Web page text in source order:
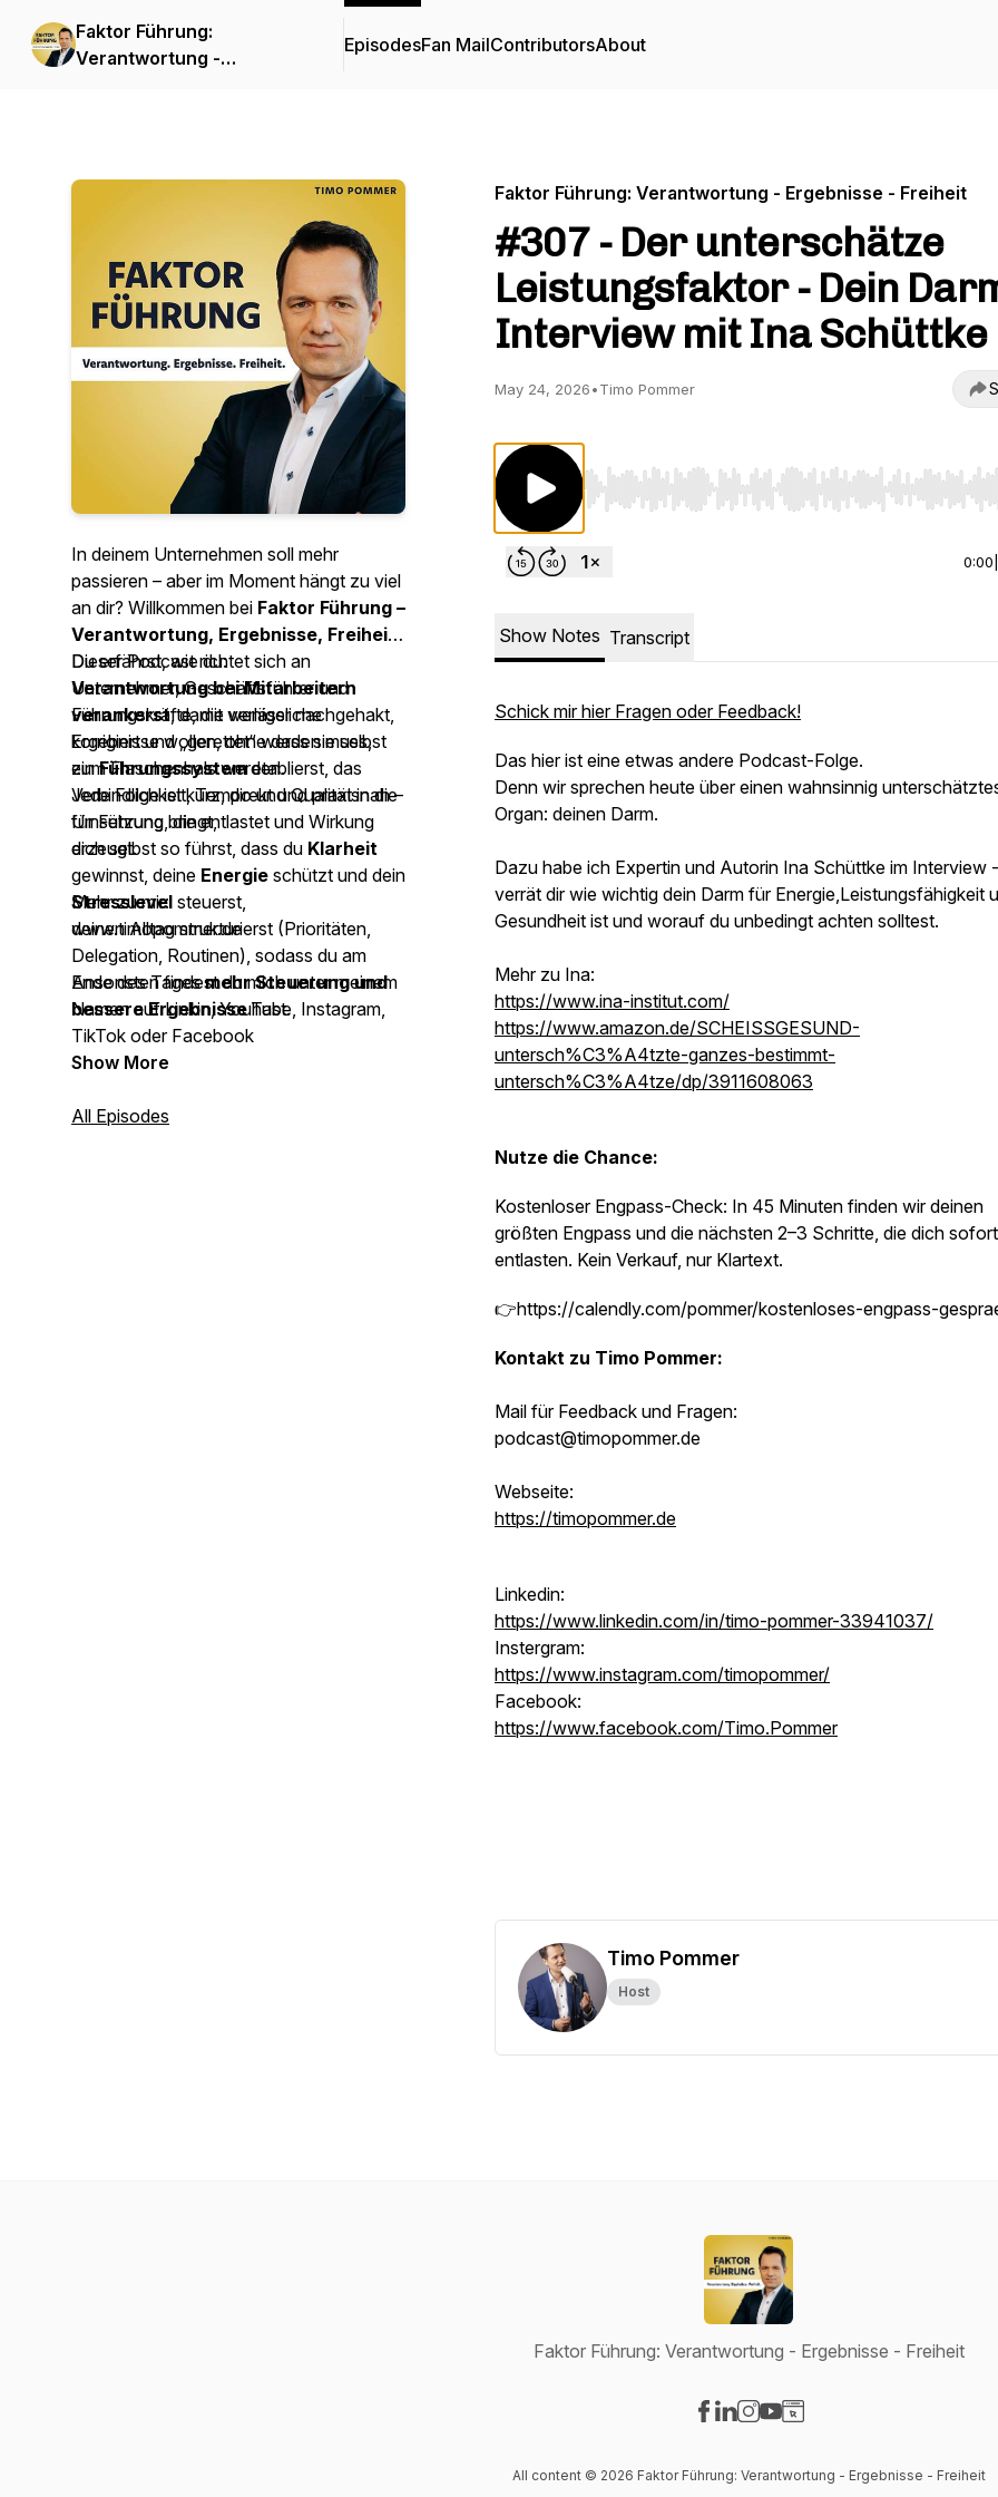
Faktor Führung:
Verantwortung -
EpisodesFan MailContributorsAbout
In deinem Unternehmen soll mehr
passieren – aber im Moment hängt zu viel
an dir? Willkommen bei Faktor Führung –
Verantwortung, Ergebnisse, Freiheit.
Dieser Podcast richtet sich an
Unternehmer, Geschäftsführer und
Führungskräfte, die verlässliche
Ergebnisse wollen, ohne dass sie selbst
zum Flaschenhals werden.
Du erfährst, wie du:
Verantwortung bei Mitarbeitern
verankerst, damit weniger nachgehakt,
korrigiert und „gerettet“ werden muss,
einFührungssystemetablierst, das
Verbindlichkeit, Tempo und Qualität in die
Umsetzung bringt,
dich selbst so führst, dass du Klarheit
gewinnst, deine Energie schützt und dein
Stresslevel steuerst,
deinen Alltag strukturierst (Prioritäten,
Delegation, Routinen), sodass du am
Ende des Tagesmehr Steuerung und
bessere Ergebnissehast.
Jede Folge ist kurz, direkt und praxisnah –
für Führung, die entlastet und Wirkung
erzeugt.
Mehr zu mir:
www.timopommer.de
Ansonsten findest du mich unter meinem
Namen auf Linkin, YouTube, Instagram,
TikTok oder Facebook
Show More
All Episodes
Faktor Führung: Verantwortung - Ergebnisse - Freiheit
#307 - Der unterschätze
Leistungsfaktor - Dein
Interview mit Ina Schüttke
May 24, 2026•Timo Pommer
Use Left/Right to seek, Home/End to jump to
0:00
Show Notes Transcript
Schick mir hier Fragen oder Feedback!
Das hier ist eine etwas andere Podcast-Folge.
Denn wir sprechen heute über einen wahnsinnig
Organ: deinen Darm.
Dazu habe ich Expertin und Autorin Ina Schüttke im Interview
verrät dir wie wichtig dein Darm für Energie,Leistungsfähigkeit
Gesundheit ist und worauf du unbedingt achten solltest.
Mehr zu Ina:
https://www.ina-institut.com/
https://www.amazon.de/SCHEISSGESUND-
untersch%C3%A4tzte-ganzes-bestimmt-
untersch%C3%A4tze/dp/3911608063
Nutze die Chance:
Kostenloser Engpass-Check: In 45 Minuten finden wir deinen
größten Engpass und die nächsten 2–3 Schritte, die dich sofort
entlasten. Kein Verkauf, nur Klartext.
👉https://calendly.com/pommer/kostenloses-engpass-
Kontakt zu Timo Pommer:
Mail für Feedback und Fragen:
podcast@timopommer.de
Webseite:
https://timopommer.de
Linkedin:
https://www.linkedin.com/in/timo-pommer-33941037/
Instergram:
https://www.instagram.com/timopommer/
Facebook:
https://www.facebook.com/Timo.Pommer
Timo Pommer
Host
Faktor Führung: Verantwortung - Ergebnisse - Freiheit
All content © 2026 Faktor Führung: Verantwortung - Ergebnisse - Freiheit